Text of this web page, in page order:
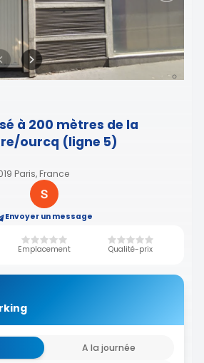
à 200 mètres de la
ourcq (ligne 5)
Paris, France
Envoyer un message
Emplacement Qualité-prix
A la journée